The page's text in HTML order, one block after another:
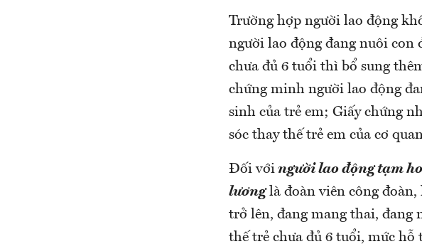
Trường hợp người lao động
người lao động đang nuôi con
chưa đủ 6 tuổi thì bổ sung
chứng minh người lao động
sinh của trẻ em; Giấy chứng
sóc thay thế trẻ em của cơ
Đối với người lao động tạm
lươnglà đoàn viên công
trở lên, đang mang thai, đang
thế trẻ chưa đủ 6 tuổi, mức